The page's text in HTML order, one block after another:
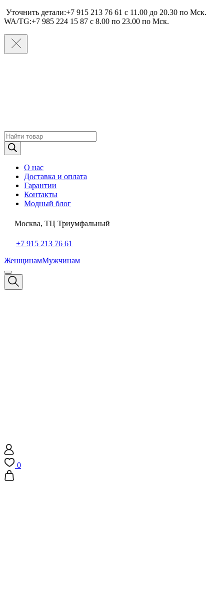
Уточнить детали:+7 915 213 76 61 c 11.00 до 20.30 по Мcк.
WA/TG:+7 985 224 15 87 c 8.00 по 23.00 по Мcк.
Поиск
товаров
О нас
Доставка и оплата
Гарантии
Контакты
Модный блог
Москва, ТЦ Триумфальный
+7 915 213 76 61
ЖенщинамМужчинам
0